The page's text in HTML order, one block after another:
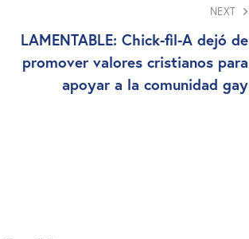
NEXT
LAMENTABLE: Chick-fil-A dejó de
promover valores cristianos para
apoyar a la comunidad gay